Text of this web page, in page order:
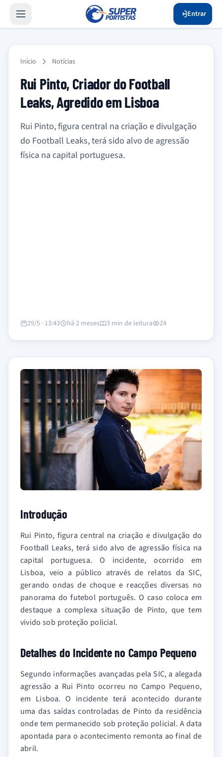
Entrar
Início Notícias
Rui Pinto, Criador do Football
Leaks, Agredido em Lisboa
Rui Pinto, figura central na criação e divulgação
do Football Leaks, terá sido alvo de agressão
física na capital portuguesa.
29/5 · 13:43 há 2 meses 3 min de leitura 24
Introdução
Rui Pinto, figura central na criação e divulgação do
Football Leaks, terá sido alvo de agressão física na
capital portuguesa. O incidente, ocorrido em
Lisboa, veio a público através de relatos da SIC,
gerando ondas de choque e reacções diversas no
panorama do futebol português. O caso coloca em
destaque a complexa situação de Pinto, que tem
vivido sob proteção policial.
Detalhes do Incidente no Campo Pequeno
Segundo informações avançadas pela SIC, a alegada
agressão a Rui Pinto ocorreu no Campo Pequeno,
em Lisboa. O incidente terá acontecido durante
uma das saídas controladas de Pinto da residência
onde tem permanecido sob proteção policial. A data
apontada para o acontecimento remonta ao final de
abril.